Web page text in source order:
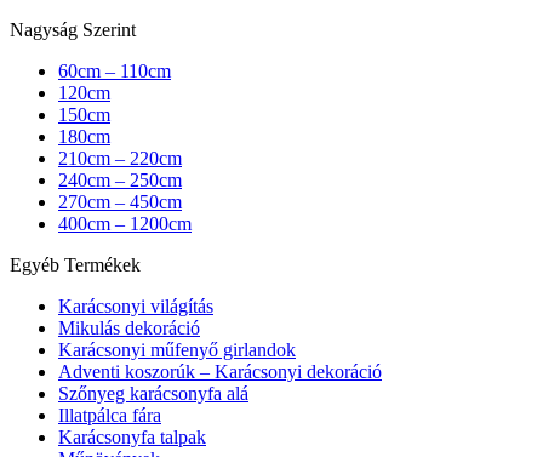
Nagyság Szerint
60cm – 110cm
120cm
150cm
180cm
210cm – 220cm
240cm – 250cm
270cm – 450cm
400cm – 1200cm
Egyéb Termékek
Karácsonyi világítás
Mikulás dekoráció
Karácsonyi műfenyő girlandok
Adventi koszorúk – Karácsonyi dekoráció
Szőnyeg karácsonyfa alá
Illatpálca fára
Karácsonyfa talpak